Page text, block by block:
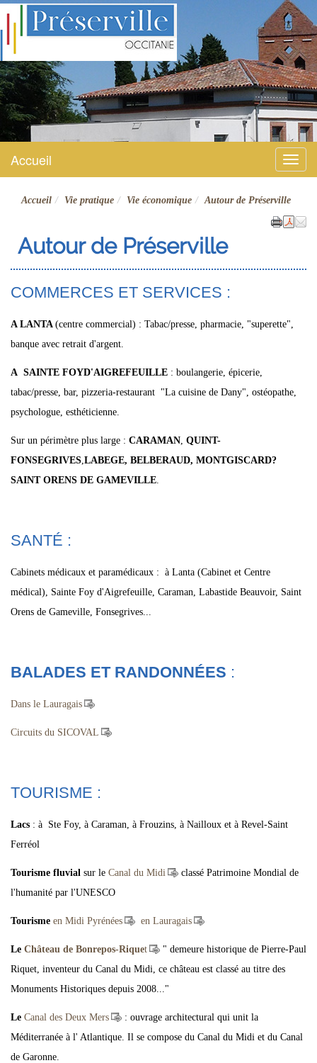
Préserville
Site officiel
Menu
Accueil
Accueil Vie pratique Vie économique Autour de Préserville
Autour de Préserville
COMMERCES ET SERVICES :
A LANTA (centre commercial) : Tabac/presse, pharmacie, "superette",
banque avec retrait d'argent.
A SAINTE FOYD'AIGREFEUILLE : boulangerie, épicerie,
tabac/presse, bar, pizzeria-restaurant "La cuisine de Dany", ostéopathe,
psychologue, esthéticienne.
Sur un périmètre plus large : CARAMAN, QUINT-
FONSEGRIVES,LABEGE, BELBERAUD, MONTGISCARD?
SAINT ORENS DE GAMEVILLE.
SANTÉ :
Cabinets médicaux et paramédicaux : à Lanta (Cabinet et Centre
médical), Sainte Foy d'Aigrefeuille, Caraman, Labastide Beauvoir, Saint
Orens de Gameville, Fonsegrives...
BALADES ET RANDONNÉES :
Dans le Lauragais
Circuits du SICOVAL
TOURISME :
Lacs : à Ste Foy, à Caraman, à Frouzins, à Nailloux et à Revel-Saint
Ferréol
Tourisme fluvial sur le Canal du Midi
classé Patrimoine Mondial de
l'humanité par l'UNESCO
Tourisme en Midi Pyrénées en Lauragais
Le Château de Bonrepos-Riquet
" demeure historique de Pierre-Paul
Riquet, inventeur du Canal du Midi, ce château est classé au titre des
Monuments Historiques depuis 2008..."
Le Canal des Deux Mers
: ouvrage architectural qui unit la
Méditerranée à l' Atlantique. Il se compose du Canal du Midi et du Canal
de Garonne.